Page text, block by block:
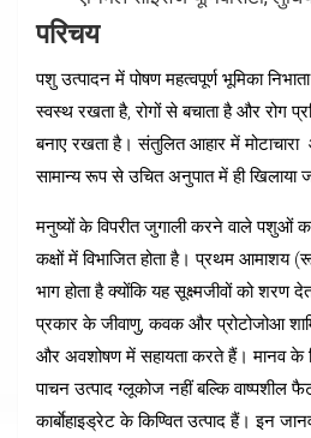
परिचय
पशु उत्पादन में पोषण महत्वपूर्ण भूमिका
स्वस्थ रखता है, रोगों से बचाता है और रोग
बनाए रखता है। संतुलित आहार में
सामान्य रूप से उचित अनुपात में ही खिलाया
मनुष्यों के विपरीत जुगाली करने वाले पशुओं
कक्षों में विभाजित होता है। प्रथम आमाशय
भाग होता है क्योंकि यह सूक्ष्मजीवों को शरण
प्रकार के जीवाणु, कवक और प्रोटोजोआ
और अवशोषण में सहायता करते हैं। मानव के
पाचन उत्पाद ग्लूकोज नहीं बल्कि वाष्पशील
कार्बाेहाइड्रेट के किण्वित उत्पाद हैं। इन